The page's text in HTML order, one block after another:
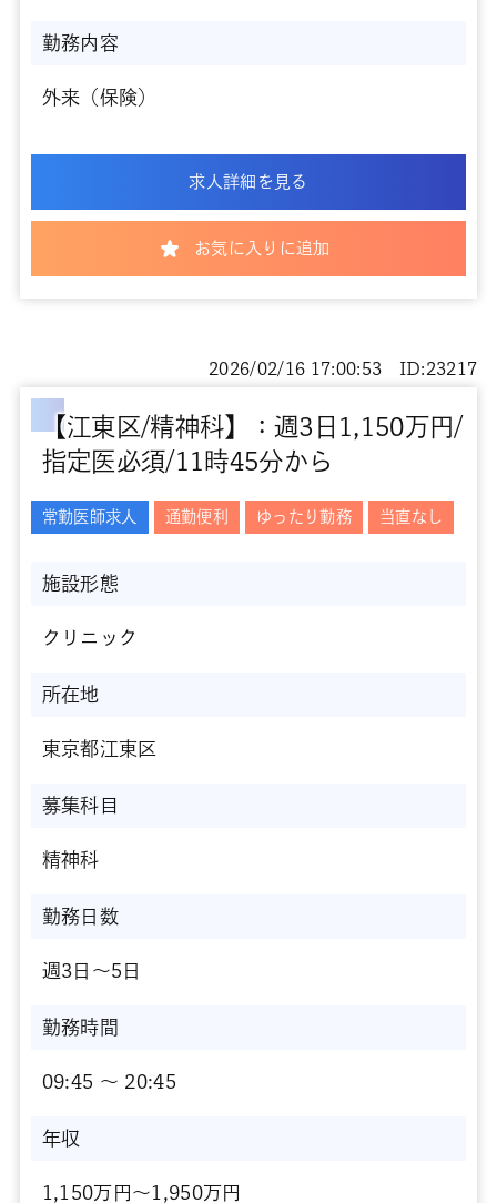
勤務内容
外来（保険）
求人詳細を見る
お気に入りに追加
【江東区/精神科】：週3日1,150万円/
指定医必須/11時45分から
2026/02/16 17:00:53 ID:23217
常勤医師求人 通勤便利 ゆったり勤務 当直なし
施設形態
クリニック
所在地
東京都江東区
募集科目
精神科
勤務日数
週3日～5日
勤務時間
09:45 〜 20:45
年収
1,150万円～1,950万円